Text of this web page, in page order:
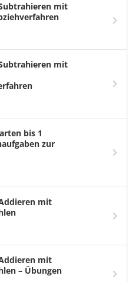
mit
mit
bis 1
zur
mit
mit
– Übungen